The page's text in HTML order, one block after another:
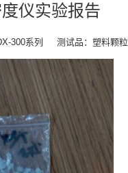
报告
300系列 测试品：塑料颗粒